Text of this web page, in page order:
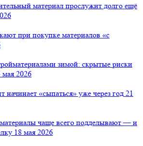
материал прослужит долго ещё
при покупке материалов «с
зимой: скрытые риски
мая 2026
«сыпаться» уже через год 21
чаще всего подделывают — и
18 мая 2026